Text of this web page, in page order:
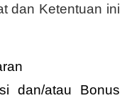
dan Ketentuan ini
dan/atau Bonus